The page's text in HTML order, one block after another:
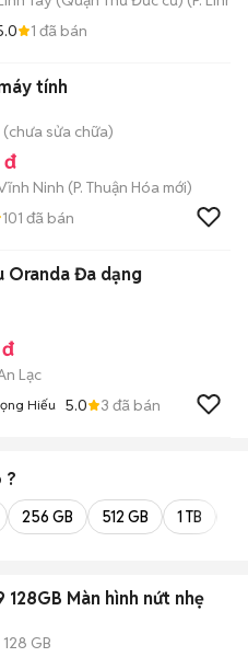
1 đã bán
tính
sửa chữa)
đ
Ninh (P. Thuận Hóa mới)
101 đã bán
Oranda Đa dạng
Lạc
Hiếu 5.0 3 đã bán
?
256 GB 512 GB 1 TB
Màn hình nứt nhẹ
128 GB